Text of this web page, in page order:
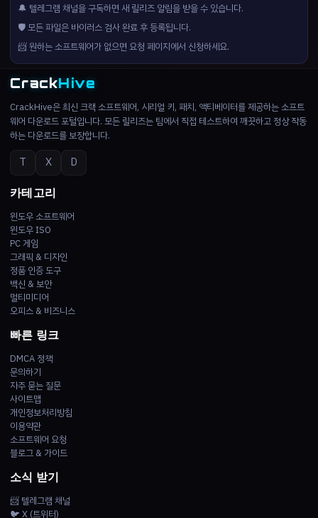
🔔 텔레그램 채널을 구독하면 새 릴리즈 알림을 받을 수 있습니다.
🛡️ 모든 파일은 바이러스 검사 완료 후 등록됩니다.
📨 원하는 소프트웨어가 없으면 요청 페이지에서 신청하세요.
CrackHive
CrackHive은 최신 크랙 소프트웨어, 시리얼 키, 패치, 액티베이터를 제공하는 소프트
웨어 다운로드 포털입니다. 모든 릴리즈는 팀에서 직접 테스트하여 깨끗하고 정상 작동
하는 다운로드를 보장합니다.
T X D
카테고리
윈도우 소프트웨어
윈도우 ISO
PC 게임
그래픽 & 디자인
정품 인증 도구
백신 & 보안
멀티미디어
오피스 & 비즈니스
빠른 링크
DMCA 정책
문의하기
자주 묻는 질문
사이트맵
개인정보처리방침
이용약관
소프트웨어 요청
블로그 & 가이드
소식 받기
📨 텔레그램 채널
🐦 X (트위터)